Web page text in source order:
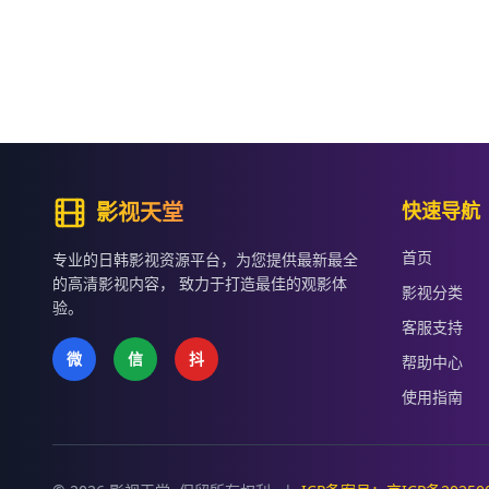
影视天堂
专业的日韩影视资源平台，为您提供最新最全
的高清影视内容， 致力于打造最佳的观影体
验。
微 信 抖
快速导航
首页
影视分类
客服支持
帮助中心
使用指南